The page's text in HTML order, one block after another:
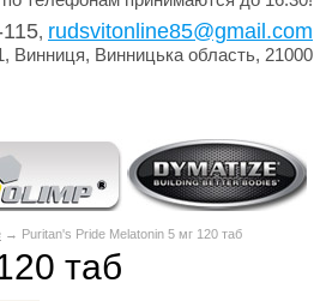
, rudsvitonline85@gmail.com
Винниця, Винницька область, 21000
→ Puritan's Pride Melatonin 5 мг 120 таб
таб